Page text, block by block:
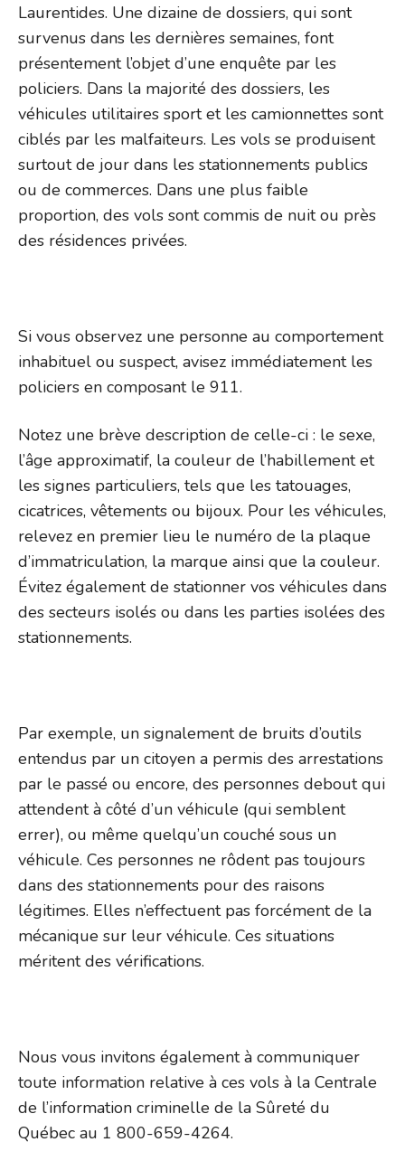
Laurentides. Une dizaine de dossiers, qui sont
survenus dans les dernières semaines, font
présentement l’objet d’une enquête par les
policiers. Dans la majorité des dossiers, les
véhicules utilitaires sport et les camionnettes sont
ciblés par les malfaiteurs. Les vols se produisent
surtout de jour dans les stationnements publics
ou de commerces. Dans une plus faible
proportion, des vols sont commis de nuit ou près
des résidences privées.
Si vous observez une personne au comportement
inhabituel ou suspect, avisez immédiatement les
policiers en composant le 911.
Notez une brève description de celle-ci : le sexe,
l’âge approximatif, la couleur de l’habillement et
les signes particuliers, tels que les tatouages,
cicatrices, vêtements ou bijoux. Pour les véhicules,
relevez en premier lieu le numéro de la plaque
d’immatriculation, la marque ainsi que la couleur.
Évitez également de stationner vos véhicules dans
des secteurs isolés ou dans les parties isolées des
stationnements.
Par exemple, un signalement de bruits d’outils
entendus par un citoyen a permis des arrestations
par le passé ou encore, des personnes debout qui
attendent à côté d’un véhicule (qui semblent
errer), ou même quelqu’un couché sous un
véhicule. Ces personnes ne rôdent pas toujours
dans des stationnements pour des raisons
légitimes. Elles n’effectuent pas forcément de la
mécanique sur leur véhicule. Ces situations
méritent des vérifications.
Nous vous invitons également à communiquer
toute information relative à ces vols à la Centrale
de l’information criminelle de la Sûreté du
Québec au 1 800-659-4264.